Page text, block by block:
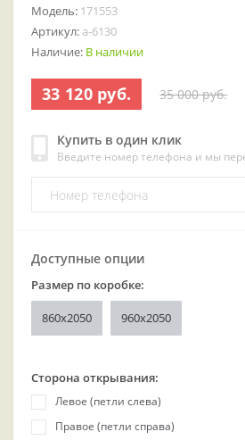
Модель: 171553
Артикул: a-6130
Наличие: В наличии
33 120 руб. 35 000 руб.
Купить в один клик
Введите номер телефона и мы
Доступные опции
Размер по коробке:
860x2050 960x2050
Сторона открывания:
Левое (петли слева)
Правое (петли справа)